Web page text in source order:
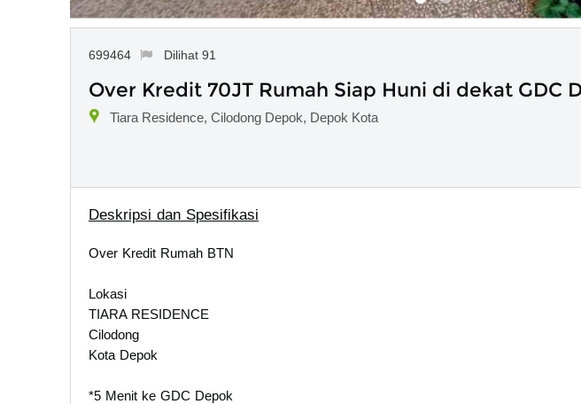
699464 Dilihat 91
Over Kredit 70JT Rumah Siap Huni di dekat GDC
Tiara Residence, Cilodong Depok, Depok Kota
Deskripsi dan Spesifikasi
Over Kredit Rumah BTN
Lokasi
TIARA RESIDENCE
Cilodong
Kota Depok
*5 Menit ke GDC Depok